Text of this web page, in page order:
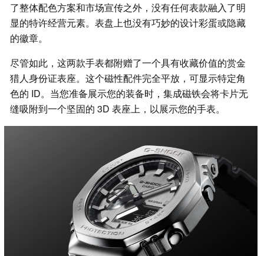
了整体配色方案和市场宣传之外，没有任何表款融入了明
显的特许经营元素。表盘上也没有巧妙的设计彩蛋或隐藏
的徽章。
尽管如此，这两款手表都附赠了一个具有收藏价值的赏金
猎人身份证表座。这个磁性配件完全平放，可显示特定角
色的 ID。当您准备展示您的装备时，集成磁铁会将卡片无
缝吸附到一个坚固的 3D 表座上，以展示您的手表。